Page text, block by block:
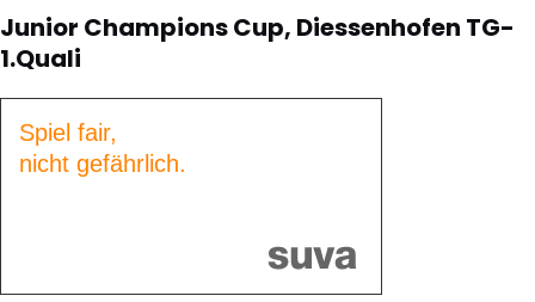
Junior Champions Cup, Diessenhofen TG-
1.Quali
Spiel fair,
nicht gefährlich.